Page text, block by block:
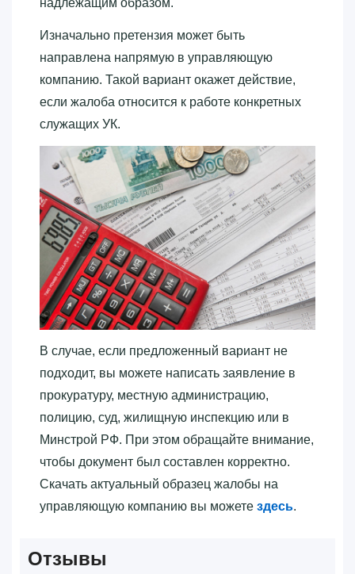
Изначально претензия может быть
направлена напрямую в управляющую
компанию. Такой вариант окажет действие,
если жалоба относится к работе конкретных
служащих УК.
В случае, если предложенный вариант не
подходит, вы можете написать заявление в
прокуратуру, местную администрацию,
полицию, суд, жилищную инспекцию или в
Минстрой РФ. При этом обращайте внимание,
чтобы документ был составлен корректно.
Скачать актуальный образец жалобы на
управляющую компанию вы можете здесь.
Отзывы